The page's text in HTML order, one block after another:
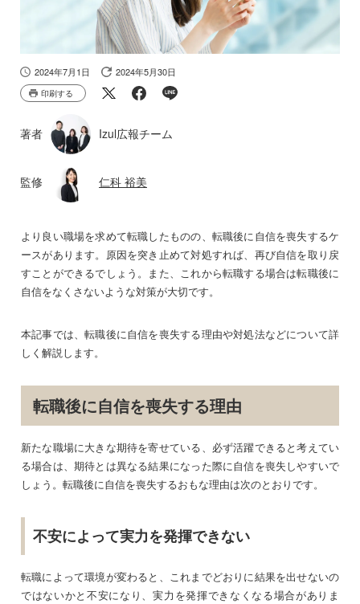
2024年7月1日 2024年5月30日
印刷する
著者 Izul広報チーム
監修 仁科 裕美
より良い職場を求めて転職したものの、転職後に自信を喪失するケ
ースがあります。原因を突き止めて対処すれば、再び自信を取り戻
すことができるでしょう。また、これから転職する場合は転職後に
自信をなくさないような対策が大切です。
本記事では、転職後に自信を喪失する理由や対処法などについて詳
しく解説します。
転職後に自信を喪失する理由
新たな職場に大きな期待を寄せている、必ず活躍できると考えてい
る場合は、期待とは異なる結果になった際に自信を喪失しやすいで
しょう。転職後に自信を喪失するおもな理由は次のとおりです。
不安によって実力を発揮できない
転職によって環境が変わると、これまでどおりに結果を出せないの
ではないかと不安になり、実力を発揮できなくなる場合がありま